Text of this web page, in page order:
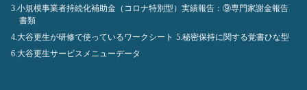
3.小規模事業者持続化補助金（コロナ特別型）実績報告：⑨専門家謝金報告
書類
4.大谷更生が研修で使っているワークシート 5.秘密保持に関する覚書ひな型
6.大谷更生サービスメニューデータ